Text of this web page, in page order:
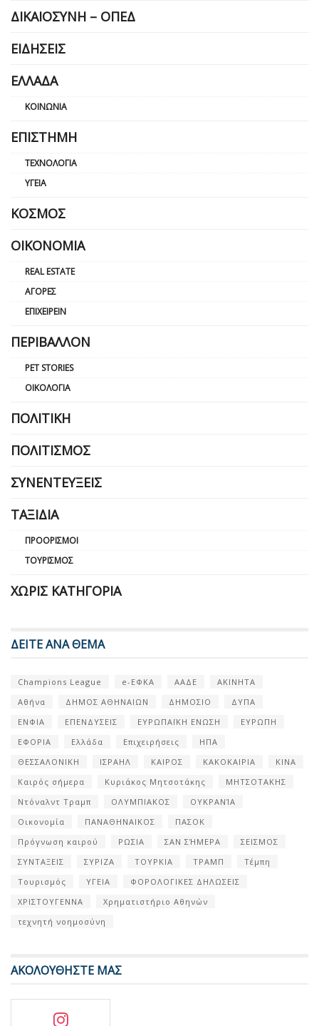
ΔΙΚΑΙΟΣΎΝΗ – ΟΠΕΔ
ΕΙΔΉΣΕΙΣ
ΕΛΛΆΔΑ
ΚΟΙΝΩΝΊΑ
ΕΠΙΣΤΉΜΗ
ΤΕΧΝΟΛΟΓΊΑ
ΥΓΕΊΑ
ΚΌΣΜΟΣ
ΟΙΚΟΝΟΜΊΑ
REAL ESTATE
ΑΓΟΡΈΣ
ΕΠΙΧΕΙΡΕΊΝ
ΠΕΡΙΒΆΛΛΟΝ
PET STORIES
ΟΙΚΟΛΟΓΊΑ
ΠΟΛΙΤΙΚΉ
ΠΟΛΙΤΙΣΜΌΣ
ΣΥΝΕΝΤΕΎΞΕΙΣ
ΤΑΞΊΔΙΑ
ΠΡΟΟΡΙΣΜΟΊ
ΤΟΥΡΙΣΜΌΣ
ΧΩΡΊΣ ΚΑΤΗΓΟΡΊΑ
ΔΕΙΤΕ ΑΝΑ ΘΕΜΑ
Champions League e-ΕΦΚΑ ΑΑΔΕ
ΑΚΙΝΗΤΑ
Αθήνα
ΔΗΜΟΣ ΑΘΗΝΑΙΩΝ ΔΗΜΟΣΙΟ
ΔΥΠΑ
ΕΝΦΙΑ
ΕΠΕΝΔΥΣΕΙΣ ΕΥΡΩΠΑΪΚΗ ΕΝΩΣΗ
ΕΥΡΩΠΗ
ΕΦΟΡΙΑ
Ελλάδα Επιχειρήσεις
ΗΠΑ
ΘΕΣΣΑΛΟΝΙΚΗ
ΙΣΡΑΗΛ ΚΑΙΡΟΣ ΚΑΚΟΚΑΙΡΙΑ
ΚΙΝΑ
Καιρός σήμερα
Κυριάκος Μητσοτάκης
ΜΗΤΣΟΤΑΚΗΣ
Ντόναλντ Τραμπ
ΟΛΥΜΠΙΑΚΟΣ
ΟΥΚΡΑΝΊΑ
Οικονομία
ΠΑΝΑΘΗΝΑΙΚΟΣ
ΠΑΣΟΚ
Πρόγνωση καιρού
ΡΩΣΙΑ ΣΑΝ ΣΉΜΕΡΑ
ΣΕΙΣΜΟΣ
ΣΥΝΤΑΞΕΙΣ
ΣΥΡΙΖΑ ΤΟΥΡΚΙΑ ΤΡΑΜΠ
Τέμπη
Τουρισμός
ΥΓΕΙΑ
ΦΟΡΟΛΟΓΙΚΕΣ ΔΗΛΩΣΕΙΣ
ΧΡΙΣΤΟΥΓΕΝΝΑ
Χρηματιστήριο Αθηνών
τεχνητή νοημοσύνη
ΑΚΟΛΟΥΘΗΣΤΕ ΜΑΣ